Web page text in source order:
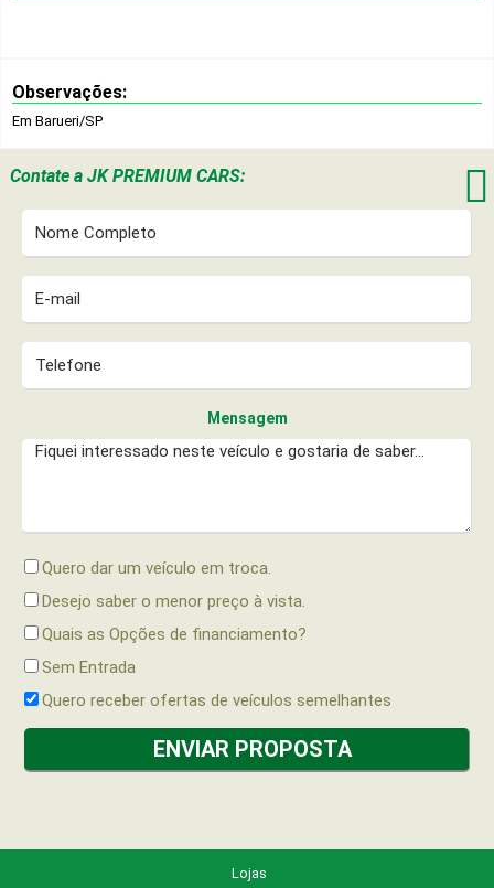
Observações:
Em Barueri/SP
Contate a JK PREMIUM CARS: 
Mensagem
Quero dar um veículo em troca.
Desejo saber o menor preço à vista.
Quais as Opções de financiamento?
Sem Entrada
Quero receber ofertas de veículos semelhantes
Lojas